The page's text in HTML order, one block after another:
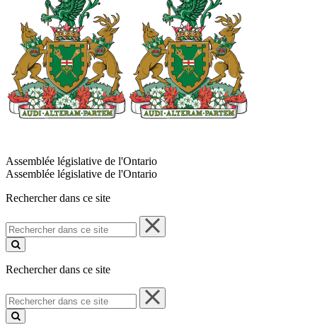
Assemblée législative de l'Ontario
Assemblée législative de l'Ontario
Rechercher dans ce site
Rechercher
dans
ce
Rechercher dans ce site
Rechercher
dans
ce